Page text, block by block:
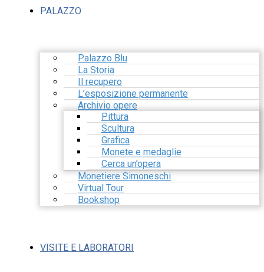
PALAZZO
Palazzo Blu
La Storia
Il recupero
L’esposizione permanente
Archivio opere
Pittura
Scultura
Grafica
Monete e medaglie
Cerca un’opera
Monetiere Simoneschi
Virtual Tour
Bookshop
VISITE E LABORATORI